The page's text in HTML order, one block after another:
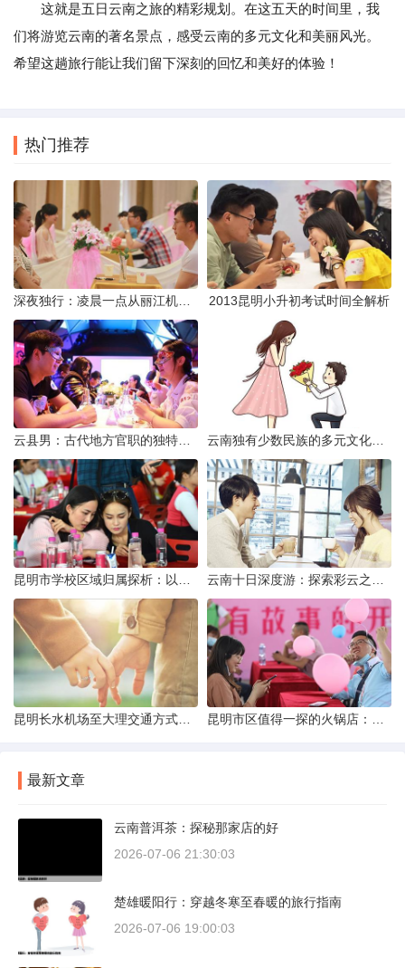
这就是五日云南之旅的精彩规划。在这五天的时间里，我
们将游览云南的著名景点，感受云南的多元文化和美丽风光。
希望这趟旅行能让我们留下深刻的回忆和美好的体验！
热门推荐
2013昆明小升初考试时间全解析
最新文章
云南普洱茶：探秘那家店的好
2026-07-06 21:30:03
楚雄暖阳行：穿越冬寒至春暖的旅行指南
2026-07-06 19:00:03